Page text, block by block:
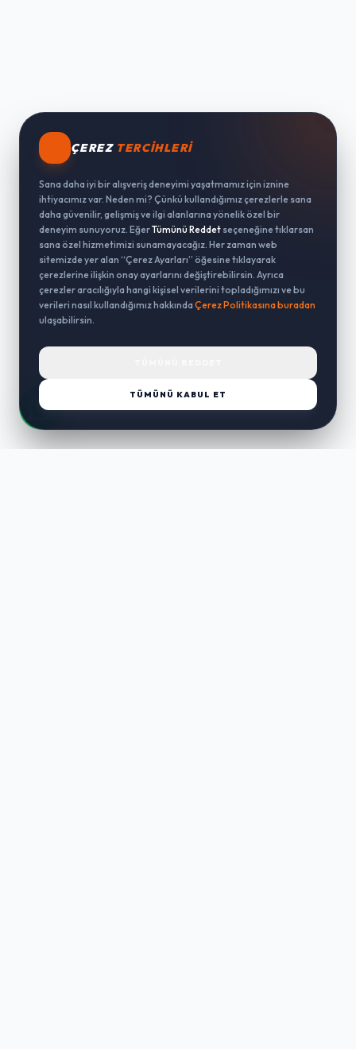
ÇEREZ TERCIHLERI
Sana daha iyi bir alışveriş deneyimi yaşatmamız için iznine
ihtiyacımız var. Neden mi? Çünkü kullandığımız çerezlerle sana
daha güvenilir, gelişmiş ve ilgi alanlarına yönelik özel bir
deneyim sunuyoruz. EğerTümünü Reddet seçeneğine tıklarsan
sana özel hizmetimizi sunamayacağız. Her zaman web
sitemizde yer alan “Çerez Ayarları” öğesine tıklayarak
çerezlerine ilişkin onay ayarlarını değiştirebilirsin. Ayrıca
çerezler aracılığıyla hangi kişisel verilerini topladığımızı ve bu
verileri nasıl kullandığımız hakkında Çerez Politikasına buradan
ulaşabilirsin.
TÜMÜNÜ KABUL ET